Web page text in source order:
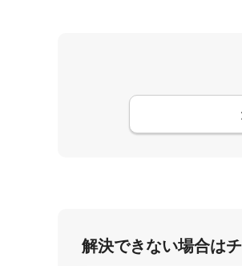
コメント
解決できない場合は